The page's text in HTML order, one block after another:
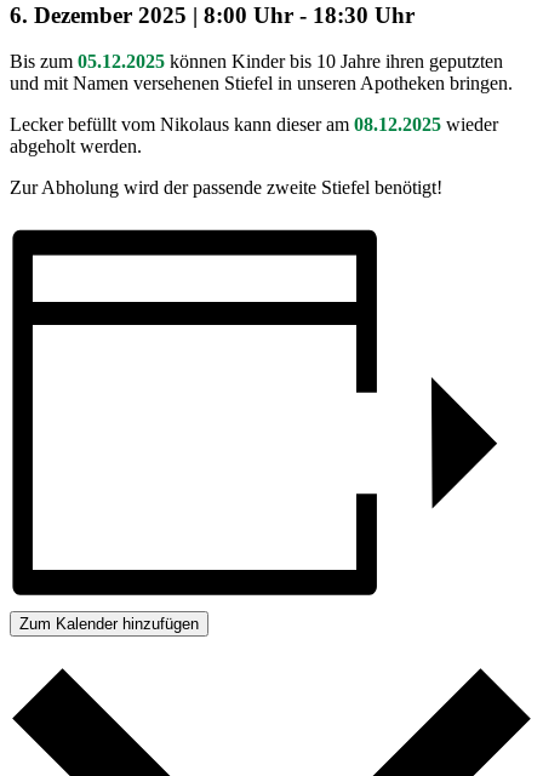
6. Dezem­ber 2025 | 8:00 Uhr - 18:30 Uhr
Bis zum 05.12.2025 kön­nen Kin­der bis 10 Jah­re ihren geputz­ten
und mit Namen ver­se­he­nen Stie­fel in unse­ren Apo­the­ken bringen.
Lecker befüllt vom Niko­laus kann die­ser am 08.12.2025 wie­der
abge­holt werden.
Zur Abho­lung wird der pas­sen­de zwei­te Stie­fel benötigt!
Zum Kalender hinzufügen